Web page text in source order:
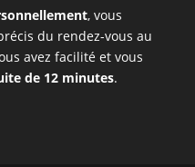
, vous
du rendez-vous au
avez facilité et vous
de 12 minutes.